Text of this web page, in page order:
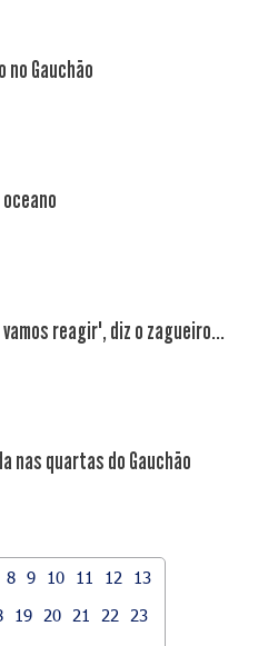
Gauchão
reagir", diz o zagueiro...
nas quartas do Gauchão
8 9 10 11 12
13
19 20 21 22
23